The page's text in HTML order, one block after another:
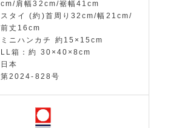
cm/肩幅32cm/裾幅41cm
スタイ (約)首周り32cm/幅21cm/
前丈16cm
ミニハンカチ 約15×15cm
LL箱：約 30×40×8cm
日本
第2024-828号